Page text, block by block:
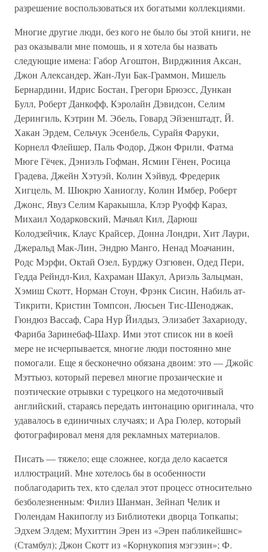
разрешение воспользоваться их богатыми коллекциями.
Многие другие люди, без кого не было бы этой книги, не
раз оказывали мне помошь, и я хотела бы назвать
следующие имена: Габор Агоштон, Вирджиния Аксан,
Джон Александер, Жан-Луи Бак-Граммон, Мишель
Бернардини, Идрис Бостан, Грегори Брюэсс, Дункан
Булл, Роберт Данкофф, Кэролайн Дэвидсон, Селим
Дерингиль, Кэтрин М. Эбель, Говард Эйзенштадт, Й.
Хакан Эрдем, Сельчук Эсенбель, Сурайя Фаруки,
Корнелл Флейшер, Паль Фодор, Джон Фрили, Фатма
Мюге Гёчек, Дэниэль Гофман, Ясмин Гёнен, Росица
Градева, Джейн Хэтуэй, Колин Хэйвуд, Фредерик
Хигцель, М. Шюкрю Ханиоглу, Колин Имбер, Роберт
Джонс, Явуз Селим Каракышла, Клэр Руофф Караз,
Михаил Ходарковский, Мачьял Кил, Дарюш
Колодзейчик, Клаус Крайсер, Донна Лондри, Хит Лаури,
Джеральд Мак-Лин, Эндрю Манго, Ненад Моачанин,
Родс Мэрфи, Октай Озел, Бурджу Озгювен, Одед Пери,
Гедда Рейндл-Кил, Кахраман Шакул, Ариэль Зальцман,
Хэмиш Скотт, Норман Стоун, Фрэнк Сисин, Набиль ат-
Тикрити, Кристин Томпсон, Люсьен Тис-Шеноджак,
Гюндюз Вассаф, Сара Нур Йилдыз, Элизабет Захариоду,
Фариба Заринебаф-Шахр. Ими этот список ни в коей
мере не исчерпывается, многие люди постоянно мне
помогали. Еще я бесконечно обязана двоим: это — Джойс
Мэттьюз, который перевел многие прозаические и
поэтические отрывки с турецкого на медоточивый
английский, стараясь передать интонацию оригинала, что
удавалось в единичных случаях; и Ара Гюлер, который
фотографировал меня для рекламных материалов.
Писать — тяжело; еще сложнее, когда дело касается
иллюстраций. Мне хотелось бы в особенности
поблагодарить тех, кто сделал этот процесс относительно
безболезненным: Филиз Шанман, Зейнап Челик и
Гюлендам Накипоглу из Библиотеки дворца Топкапы;
Эдхем Элдем; Мухиттин Эрен из «Эрен пабликейшнс»
(Стамбул); Джон Скотт из «Корнукопия мэгэзин»; Ф.